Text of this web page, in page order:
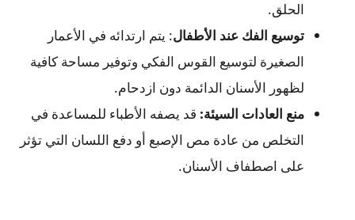
الحلق.
توسيع الفك عند الأطفال: يتم ارتدائه في الأعمار
الصغيرة لتوسيع القوس الفكي وتوفير مساحة كافية
لظهور الأسنان الدائمة دون ازدحام.
منع العادات السيئة: قد يصفه الأطباء للمساعدة في
التخلص من عادة مص الإصبع أو دفع اللسان التي تؤثر
على اصطفاف الأسنان.